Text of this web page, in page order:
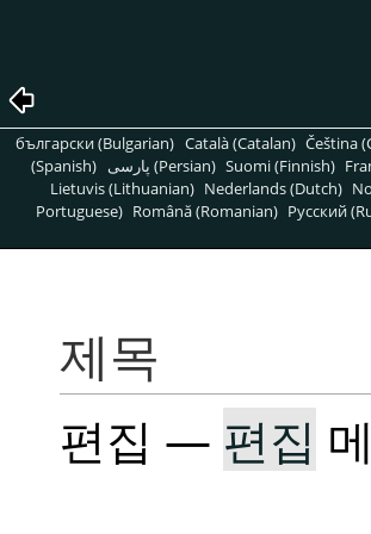
български (Bulgarian) Català (Catalan) Čeština
(Spanish)
پارسی (Persian) Suomi (Finnish)
Lietuvis (Lithuanian) Nederlands (Dutch)
Portuguese) Română (Romanian) Pусский
제목
편집 — 편집